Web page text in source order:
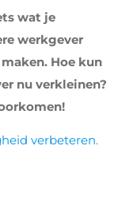
wat je
werkgever
Hoe kun
nu verkleinen?
!
verbeteren.